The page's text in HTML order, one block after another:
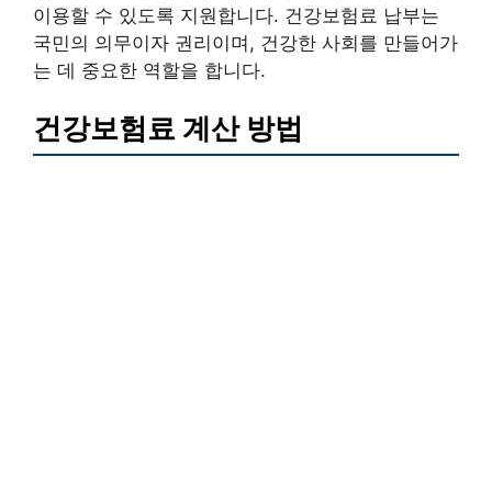
이용할 수 있도록 지원합니다. 건강보험료 납부는
국민의 의무이자 권리이며, 건강한 사회를 만들어가
는 데 중요한 역할을 합니다.
건강보험료 계산 방법